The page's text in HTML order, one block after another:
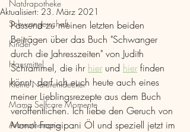
Naturapotheke
Schwangerschaft
Kinder
Hausmittel
Kleine Naturentdecker
Mama Selfcare Momente
Aromatherapie
Aktualisiert: 23. März 2021
Passend zu meinen letzten beiden
Beiträgen über das Buch "Schwanger
durch die Jahresszeiten" von Judith
Schrammel, die ihr hier und hier finden
könnt, darf ich euch heute auch eines
meiner Lieblingsrezepte aus dem Buch
veröffentlichen. Ich liebe den Geruch von
Monoi Frangipani Öl und speziell jetzt im